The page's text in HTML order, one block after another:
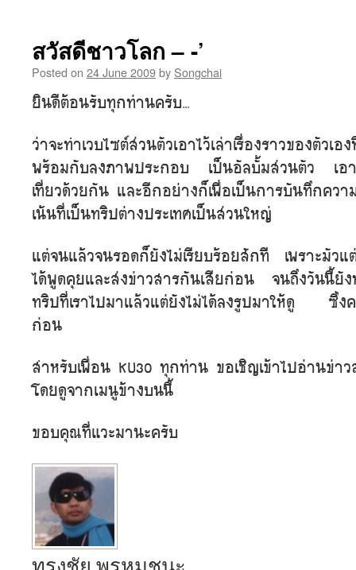
สวัสดีชาวโลก – -’
Posted on 24 June 2009by Songchai
ยินดีต้อนรับทุกท่านครับ…
ว่าจะทำเวบไซต์ส่วนตัวเอาไว้เล่าเรื่องราวของตัวเ
พร้อมกับลงภาพประกอบ เป็นอัลบั้มส่วนตัว เอาไ
เที่ยวด้วยกัน และอีกอย่างก็เพื่อเป็นการบันทึกควา
เน้นที่เป็นทริปต่างประเทศเป็นส่วนใหญ่
แต่จนแล้วจนรอดก็ยังไม่เรียบร้อยสักที เพราะมัวแ
ได้พูดคุยและส่งข่าวสารกันเสียก่อน จนถึงวันนี้ยัง
ทริปที่เราไปมาแล้วแต่ยังไม่ได้ลงรูปมาให้ดู ซึ่ง
ก่อน
สำหรับเพื่อน KU30 ทุกท่าน ขอเชิญเข้าไปอ่านข่า
โดยดูจากเมนูข้างบนนี้
ขอบคุณที่แวะมานะครับ